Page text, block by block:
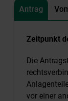
Antrag
Zeitpunkt
Die
vor einer